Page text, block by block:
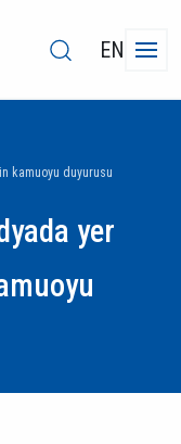
EN
kamuoyu duyurusu
yer